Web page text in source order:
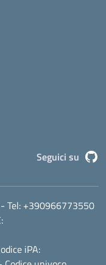
Seguici su
- Tel: +390966773550
iPA: